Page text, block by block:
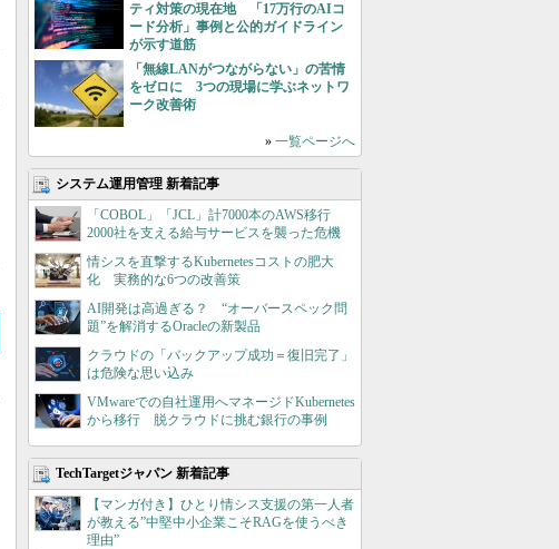
ティ対策の現在地 「17万行のAIコ
ード分析」事例と公的ガイドライン
が示す道筋
「無線LANがつながらない」の苦情
をゼロに 3つの現場に学ぶネットワ
ーク改善術
» 一覧ページへ
システム運用管理 新着記事
「COBOL」「JCL」計7000本のAWS移行
2000社を支える給与サービスを襲った危機
情シスを直撃するKubernetesコストの肥大
化 実務的な6つの改善策
AI開発は高過ぎる？ “オーバースペック問
題”を解消するOracleの新製品
クラウドの「バックアップ成功＝復旧完了」
は危険な思い込み
VMwareでの自社運用へマネージドKubernetes
から移行 脱クラウドに挑む銀行の事例
TechTargetジャパン 新着記事
【マンガ付き】ひとり情シス支援の第一人者
が教える”中堅中小企業こそRAGを使うべき
理由”